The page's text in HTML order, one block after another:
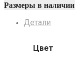
Размеры в наличии
Детали
Цвет